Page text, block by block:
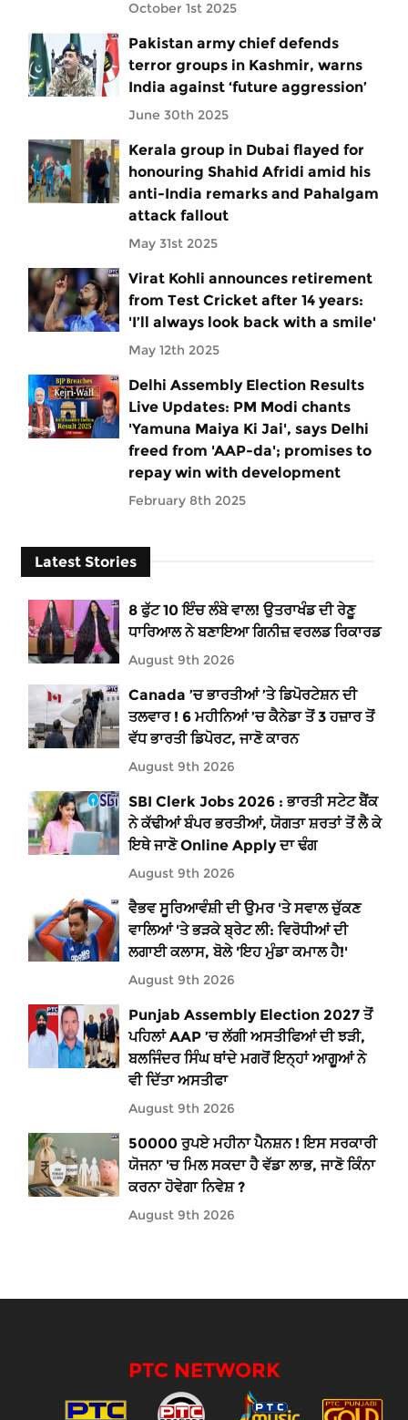
October 1st 2025
Pakistan army chief defends
terror groups in Kashmir, warns
India against ‘future aggression’
June 30th 2025
Kerala group in Dubai flayed for
honouring Shahid Afridi amid his
anti-India remarks and Pahalgam
attack fallout
May 31st 2025
Virat Kohli announces retirement
from Test Cricket after 14 years:
'I’ll always look back with a smile'
May 12th 2025
Delhi Assembly Election Results
Live Updates: PM Modi chants
'Yamuna Maiya Ki Jai', says Delhi
freed from 'AAP-da'; promises to
repay win with development
February 8th 2025
Latest Stories
8 ਫੁੱਟ 10 ਇੰਚ ਲੰਬੇ ਵਾਲ! ਉਤਰਾਖੰਡ ਦੀ ਰੇਣੂ
ਧਾਰਿਆਲ ਨੇ ਬਣਾਇਆ ਗਿਨੀਜ਼ ਵਰਲਡ ਰਿਕਾਰਡ
August 9th 2026
Canada ’ਚ ਭਾਰਤੀਆਂ ’ਤੇ ਡਿਪੋਰਟੇਸ਼ਨ ਦੀ
ਤਲਵਾਰ ! 6 ਮਹੀਨਿਆਂ ’ਚ ਕੈਨੇਡਾ ਤੋਂ 3 ਹਜ਼ਾਰ ਤੋਂ
ਵੱਧ ਭਾਰਤੀ ਡਿਪੋਰਟ, ਜਾਣੋ ਕਾਰਨ
August 9th 2026
SBI Clerk Jobs 2026 : ਭਾਰਤੀ ਸਟੇਟ ਬੈਂਕ
ਨੇ ਕੱਢੀਆਂ ਬੰਪਰ ਭਰਤੀਆਂ, ਯੋਗਤਾ ਸ਼ਰਤਾਂ ਤੋਂ ਲੈ ਕੇ
ਇਥੇ ਜਾਣੋ Online Apply ਦਾ ਢੰਗ
August 9th 2026
ਵੈਭਵ ਸੂਰਿਆਵੰਸ਼ੀ ਦੀ ਉਮਰ 'ਤੇ ਸਵਾਲ ਚੁੱਕਣ
ਵਾਲਿਆਂ 'ਤੇ ਭੜਕੇ ਬ੍ਰੇਟ ਲੀ: ਵਿਰੋਧੀਆਂ ਦੀ
ਲਗਾਈ ਕਲਾਸ, ਬੋਲੇ 'ਇਹ ਮੁੰਡਾ ਕਮਾਲ ਹੈ!'
August 9th 2026
Punjab Assembly Election 2027 ਤੋਂ
ਪਹਿਲਾਂ AAP ’ਚ ਲੱਗੀ ਅਸਤੀਫਿਆਂ ਦੀ ਝੜੀ,
ਬਲਜਿੰਦਰ ਸਿੰਘ ਥਾਂਦੇ ਮਗਰੋਂ ਇਨ੍ਹਾਂ ਆਗੂਆਂ ਨੇ
ਵੀ ਦਿੱਤਾ ਅਸਤੀਫਾ
August 9th 2026
50000 ਰੁਪਏ ਮਹੀਨਾ ਪੈਨਸ਼ਨ ! ਇਸ ਸਰਕਾਰੀ
ਯੋਜਨਾ 'ਚ ਮਿਲ ਸਕਦਾ ਹੈ ਵੱਡਾ ਲਾਭ, ਜਾਣੋ ਕਿੰਨਾ
ਕਰਨਾ ਹੋਵੇਗਾ ਨਿਵੇਸ਼ ?
August 9th 2026
PTC NETWORK